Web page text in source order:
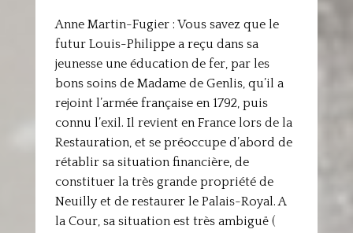
Anne Martin-Fugier : Vous savez que le
futur Louis-Philippe a reçu dans sa
jeunesse une éducation de fer, par les
bons soins de Madame de Genlis, qu’il a
rejoint l’armée française en 1792, puis
connu l’exil. Il revient en France lors de la
Restauration, et se préoccupe d’abord de
rétablir sa situation financière, de
constituer la très grande propriété de
Neuilly et de restaurer le Palais-Royal. A
la Cour, sa situation est très ambiguë (